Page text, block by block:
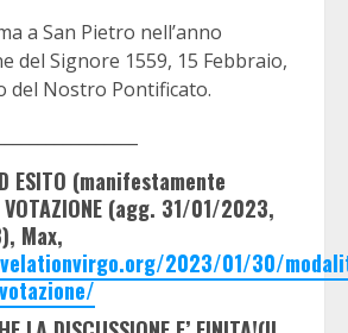
a San Pietro nell’anno
del Signore 1559, 15 Febbraio,
del Nostro Pontificato.
ESITO (manifestamente
(agg. 31/01/2023,
Max,
2023/01/30/